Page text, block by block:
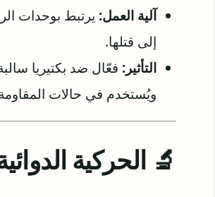
آلية العمل:
إلى قتلها.
التأثير:
ويُستخدم في حالات
🔬 الحركية